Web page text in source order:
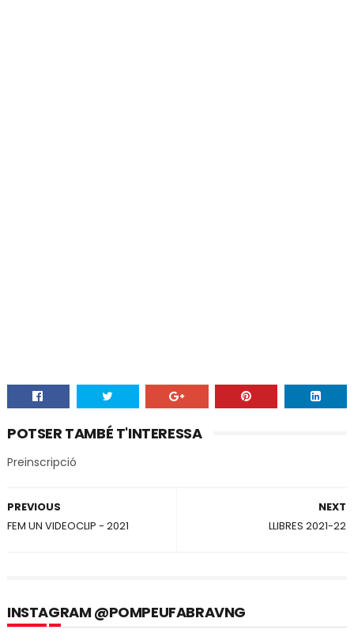
POTSER TAMBÉ T'INTERESSA
Preinscripció
NEXT
LLIBRES 2021-22
PREVIOUS
FEM UN VIDEOCLIP - 2021
INSTAGRAM @POMPEUFABRAVNG